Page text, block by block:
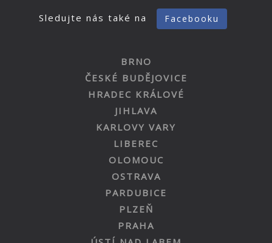
Sledujte nás také na Facebooku
BRNO
ČESKÉ BUDĚJOVICE
HRADEC KRÁLOVÉ
JIHLAVA
KARLOVY VARY
LIBEREC
OLOMOUC
OSTRAVA
PARDUBICE
PLZEŇ
PRAHA